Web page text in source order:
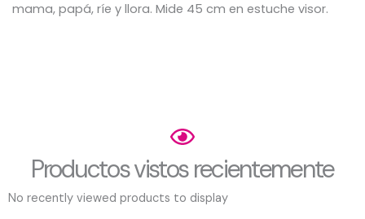
mama, papá, ríe y llora. Mide 45 cm en estuche visor.
Productos vistos recientemente
No recently viewed products to display